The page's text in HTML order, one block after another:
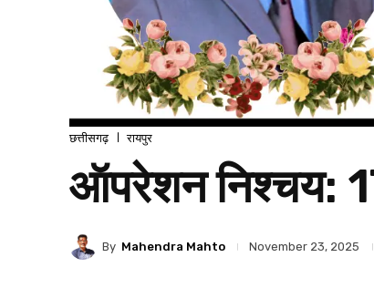
छत्तीसगढ़ रायपुर
ऑपरेशन निश्चय:
By Mahendra Mahto November 23, 2025